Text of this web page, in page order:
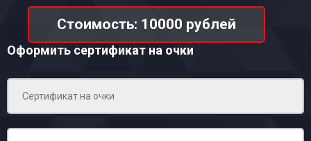
Стоимость: 10000 рублей
Оформить сертификат на очки